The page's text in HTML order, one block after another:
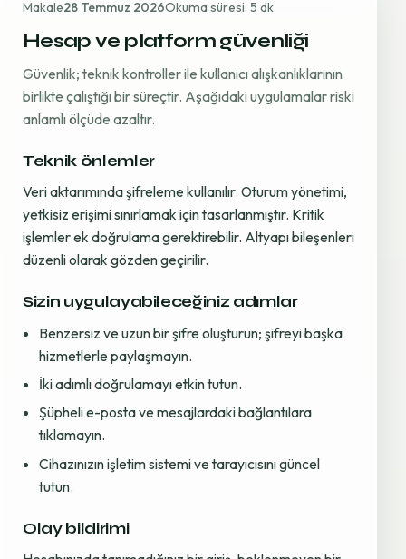
Makale28 Temmuz 2026Okuma süresi: 5 dk
Hesap ve platform güvenliği
Güvenlik; teknik kontroller ile kullanıcı alışkanlıklarının
birlikte çalıştığı bir süreçtir. Aşağıdaki uygulamalar riski
anlamlı ölçüde azaltır.
Teknik önlemler
Veri aktarımında şifreleme kullanılır. Oturum yönetimi,
yetkisiz erişimi sınırlamak için tasarlanmıştır. Kritik
işlemler ek doğrulama gerektirebilir. Altyapı bileşenleri
düzenli olarak gözden geçirilir.
Sizin uygulayabileceğiniz adımlar
Benzersiz ve uzun bir şifre oluşturun; şifreyi başka
hizmetlerle paylaşmayın.
İki adımlı doğrulamayı etkin tutun.
Şüpheli e-posta ve mesajlardaki bağlantılara
tıklamayın.
Cihazınızın işletim sistemi ve tarayıcısını güncel
tutun.
Olay bildirimi